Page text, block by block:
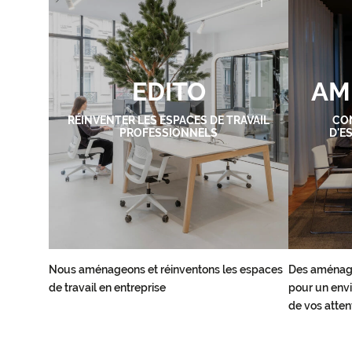
EDITO
RÉINVENTER LES ESPACES DE TRAVAIL
PROFESSIONNELS
Nous aménageons et réinventons les espaces
de travail en entreprise
Des
pour un
de vos